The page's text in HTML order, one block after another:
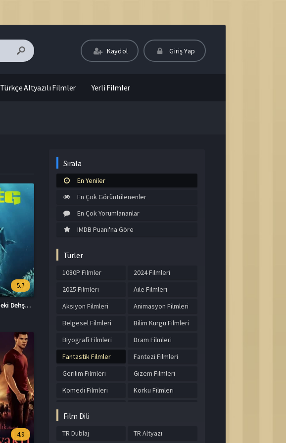
Kaydol Giriş Yap
Türkçe Altyazılı Filmler Yerli Filmler
5.7
Meg: Derinlerdeki Dehşet Full HD İzle
4.9
Sırala
En Yeniler
En Çok Görüntülenenler
En Çok Yorumlananlar
IMDB Puanı'na Göre
Türler
1080P Filmler
2024 Filmleri
2025 Filmleri
Aile Filmleri
Aksiyon Filmleri
Animasyon Filmleri
Belgesel Filmleri
Bilim Kurgu Filmleri
Biyografi Filmleri
Dram Filmleri
Fantastik Filmler
Fantezi Filmleri
Gerilim Filmleri
Gizem Filmleri
Komedi Filmleri
Korku Filmleri
Film Dili
TR Dublaj TR Altyazı